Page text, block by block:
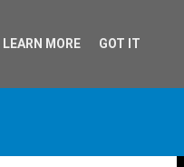
LEARN MORE GOT IT